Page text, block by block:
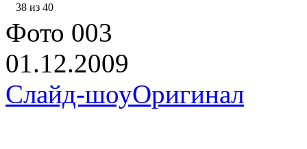
38 из 40
Фото 003
01.12.2009
Слайд-шоуОригинал